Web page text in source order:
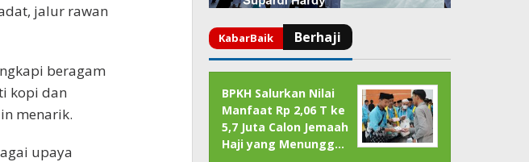
jalur rawan
beragam
kopi dan
menarik.
upaya
BPKH Salurkan Nilai
Manfaat Rp 2,06 T ke
5,7 Juta Calon Jemaah
Haji yang Menungg…